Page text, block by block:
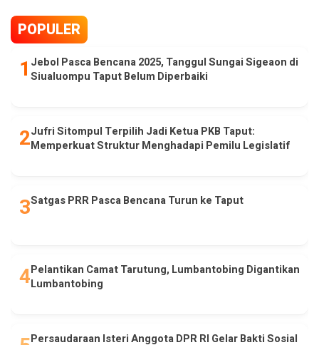
POPULER
Jebol Pasca Bencana 2025, Tanggul Sungai Sigeaon di
Siualuompu Taput Belum Diperbaiki
Jufri Sitompul Terpilih Jadi Ketua PKB Taput:
Memperkuat Struktur Menghadapi Pemilu Legislatif
Satgas PRR Pasca Bencana Turun ke Taput
Pelantikan Camat Tarutung, Lumbantobing Digantikan
Lumbantobing
Persaudaraan Isteri Anggota DPR RI Gelar Bakti Sosial